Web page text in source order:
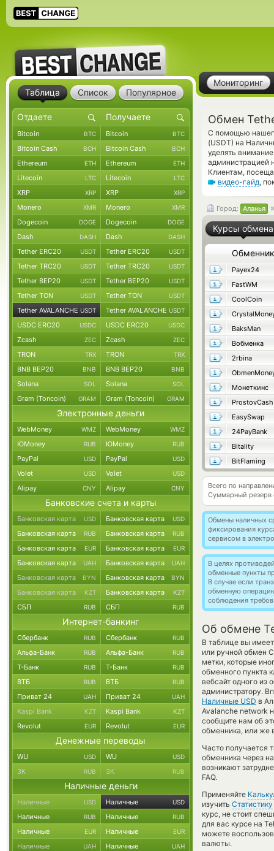
Мониторинг
Обмен
С помощью
(USDT) на
уделять
администрацией
Клиентам,
видео-гайд,
Город: Аланья
Курсы обмена
Обменник
Payex24
FastWM
CoolCoin
BaksMan
Вобменка
2rbina
Монеткинс
ProstovCash
EasySwap
24PayBank
Bitality
BitFlaming
Всего по
Суммарный резерв
Обмены наличных
фиксирования
сервисом в
В целях
обменные пункты
В случае если
обменную
соблюдения
Об обмене
В таблице вы
или ручной обмен
метки, которые
обменного пункта
вебсайт одного из
администратору.
Наличные USD в
Avalanche network
сообщите нам об
обменника, или же
Часто получается
обменника через
возникают
FAQ.
Применяйте
изучить Статистику
курс, не стоит
для вас курсе на
можете
валюты.
Таблица Список Популярное
Bitcoin BTC Bitcoin BTC
Bitcoin Cash BCH Bitcoin Cash BCH
Ethereum ETH Ethereum ETH
Litecoin LTC Litecoin LTC
XRP XRP XRP XRP
Monero XMR Monero XMR
Dogecoin DOGE Dogecoin DOGE
Dash DASH Dash DASH
Tether ERC20 USDT Tether ERC20 USDT
Tether TRC20 USDT Tether TRC20 USDT
Tether BEP20 USDT Tether BEP20 USDT
Tether TON USDT Tether TON USDT
Tether AVALANCHE USDT Tether AVALANCHE USDT
USDC ERC20 USDC USDC ERC20 USDC
Zcash ZEC Zcash ZEC
TRON TRX TRON TRX
BNB BEP20 BNB BNB BEP20 BNB
Solana SOL Solana SOL
Gram (Toncoin) GRAM Gram (Toncoin) GRAM
Электронные деньги
WebMoney WMZ WebMoney WMZ
ЮMoney RUB ЮMoney RUB
PayPal USD PayPal USD
Volet USD Volet USD
Alipay CNY Alipay CNY
Банковские счета и карты
Банковская карта USD Банковская карта USD
Банковская карта RUB Банковская карта RUB
Банковская карта EUR Банковская карта EUR
Банковская карта UAH Банковская карта UAH
Банковская карта BYN Банковская карта BYN
Банковская карта KZT Банковская карта KZT
СБП RUB СБП RUB
Интернет-банкинг
Сбербанк RUB Сбербанк RUB
Альфа-Банк RUB Альфа-Банк RUB
Т-Банк RUB Т-Банк RUB
ВТБ RUB ВТБ RUB
Приват 24 UAH Приват 24 UAH
Kaspi Bank KZT Kaspi Bank KZT
Revolut EUR Revolut EUR
Денежные переводы
WU USD WU USD
ЗК RUB ЗК RUB
Наличные деньги
Наличные USD Наличные USD
Наличные RUB Наличные RUB
Наличные EUR Наличные EUR
Наличные UAH Наличные UAH